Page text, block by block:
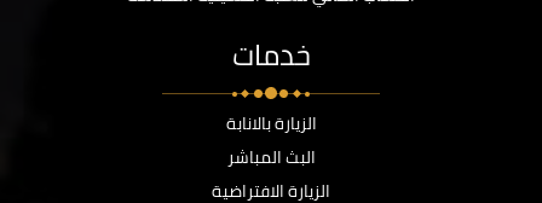
خدمات
الزيارة بالانابة
البث المباشر
الزيارة الافتراضية